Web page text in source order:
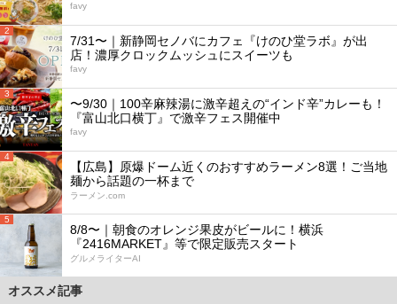
favy
2
7/31〜｜新静岡セノバにカフェ『けのひ堂ラボ』が出
店！濃厚クロックムッシュにスイーツも
favy
3
〜9/30｜100辛麻辣湯に激辛超えの“インド辛”カレーも！
『富山北口横丁』で激辛フェス開催中
favy
4
【広島】原爆ドーム近くのおすすめラーメン8選！ご当地
麺から話題の一杯まで
ラーメン.com
5
8/8〜｜朝食のオレンジ果皮がビールに！横浜
『2416MARKET』等で限定販売スタート
グルメライターAI
オススメ記事